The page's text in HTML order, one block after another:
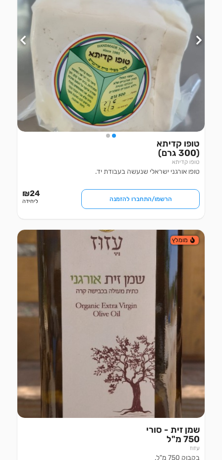
(300 גרם)
טופו קדיתא
טופו אורגני ישראלי שנעשה בעבודת יד.
הרשמו/התחברו להזמנה
₪24
ליחידה
מומלץ
750 מ"ל
עזוז
בקבוק 750 מ"ל.